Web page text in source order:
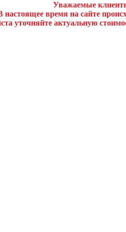
Уважаемые
настоящее время на сайте
уточняйте актуальную